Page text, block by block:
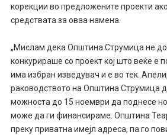
корекции во предложените проекти
средствата за оваа намена.
„Мислам дека Општина Струмица не
конкурираше со проект кој што веќе е
има избран изведувач и е во тек.
раководството на Општина Струмица
можноста до 15 ноември да поднесе
може да ги финансираме. Општина
преку приватна имејл адреса, па го